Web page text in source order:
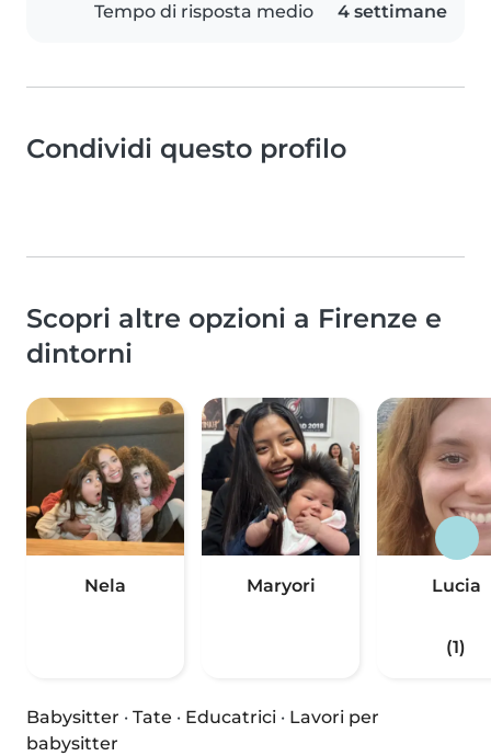
Tempo di risposta medio 4 settimane
Condividi questo profilo
Scopri altre opzioni a Firenze e
dintorni
Nela Maryori Lucia
(1)
Babysitter · Tate · Educatrici · Lavori per
babysitter